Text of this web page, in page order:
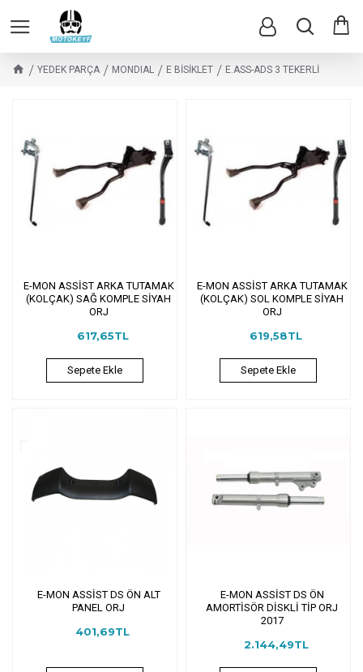
YEDEK PARÇA MONDIAL E BİSİKLET E.ASS-ADS 3 TEKERLİ
E-MON ASSİST ARKA TUTAMAK
(KOLÇAK) SAĞ KOMPLE SİYAH
ORJ
617,65TL
Sepete Ekle
E-MON ASSİST ARKA TUTAMAK
(KOLÇAK) SOL KOMPLE SİYAH
ORJ
619,58TL
Sepete Ekle
E-MON ASSİST DS ÖN ALT
PANEL ORJ
401,69TL
E-MON ASSİST DS ÖN
AMORTİSÖR DİSKLİ TİP ORJ
2017
2.144,49TL